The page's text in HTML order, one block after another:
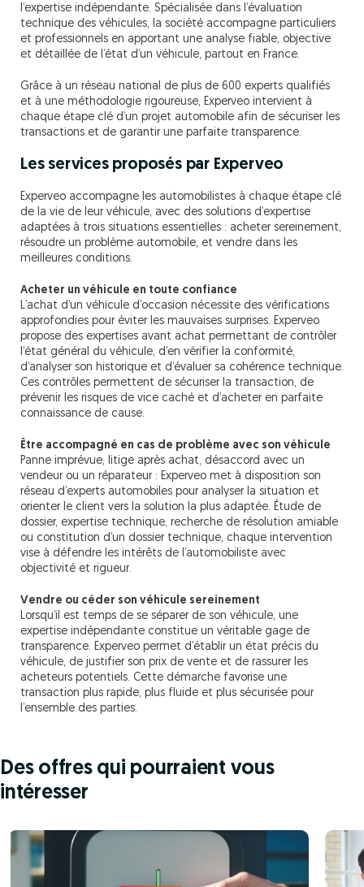
l’expertise indépendante. Spécialisée dans l’évaluation
technique des véhicules, la société accompagne particuliers
et professionnels en apportant une analyse fiable, objective
et détaillée de l’état d’un véhicule, partout en France.
Grâce à un réseau national de plus de 600 experts qualifiés
et à une méthodologie rigoureuse, Experveo intervient à
chaque étape clé d’un projet automobile afin de sécuriser les
transactions et de garantir une parfaite transparence.
Les services proposés par Experveo
Experveo accompagne les automobilistes à chaque étape clé
de la vie de leur véhicule, avec des solutions d’expertise
adaptées à trois situations essentielles : acheter sereinement,
résoudre un problème automobile, et vendre dans les
meilleures conditions.
Acheter un véhicule en toute confiance
L’achat d’un véhicule d’occasion nécessite des vérifications
approfondies pour éviter les mauvaises surprises. Experveo
propose des expertises avant achat permettant de contrôler
l’état général du véhicule, d’en vérifier la conformité,
d’analyser son historique et d’évaluer sa cohérence technique.
Ces contrôles permettent de sécuriser la transaction, de
prévenir les risques de vice caché et d’acheter en parfaite
connaissance de cause.
Être accompagné en cas de problème avec son véhicule
Panne imprévue, litige après achat, désaccord avec un
vendeur ou un réparateur : Experveo met à disposition son
réseau d’experts automobiles pour analyser la situation et
orienter le client vers la solution la plus adaptée. Étude de
dossier, expertise technique, recherche de résolution amiable
ou constitution d’un dossier technique, chaque intervention
vise à défendre les intérêts de l’automobiliste avec
objectivité et rigueur.
Vendre ou céder son véhicule sereinement
Lorsqu’il est temps de se séparer de son véhicule, une
expertise indépendante constitue un véritable gage de
transparence. Experveo permet d’établir un état précis du
véhicule, de justifier son prix de vente et de rassurer les
acheteurs potentiels. Cette démarche favorise une
transaction plus rapide, plus fluide et plus sécurisée pour
l’ensemble des parties.
Des offres qui pourraient vous
intéresser